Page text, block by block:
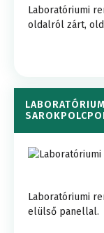
Laboratóriumi
oldalról zárt,
Laboratóriumi
elülső panellal.